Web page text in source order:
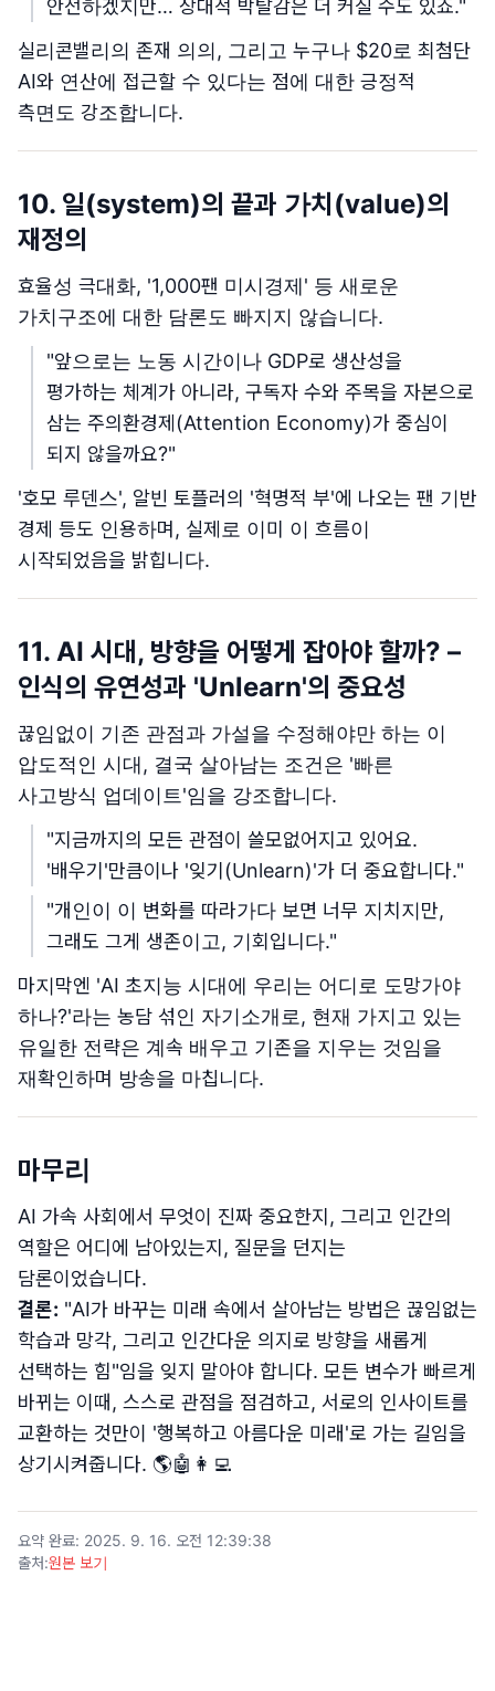
안전하겠지만… 상대적 박탈감은 더 커질 수도 있죠."
실리콘밸리의 존재 의의, 그리고 누구나 $20로 최첨단
AI와 연산에 접근할 수 있다는 점에 대한 긍정적
측면도 강조합니다.
10. 일(system)의 끝과 가치(value)의
재정의
효율성 극대화, '1,000팬 미시경제' 등 새로운
가치구조에 대한 담론도 빠지지 않습니다.
"앞으로는 노동 시간이나 GDP로 생산성을
평가하는 체계가 아니라, 구독자 수와 주목을 자본으로
삼는 주의환경제(Attention Economy)가 중심이
되지 않을까요?"
'호모 루덴스', 알빈 토플러의 '혁명적 부'에 나오는 팬 기반
경제 등도 인용하며, 실제로 이미 이 흐름이
시작되었음을 밝힙니다.
11. AI 시대, 방향을 어떻게 잡아야 할까? –
인식의 유연성과 'Unlearn'의 중요성
끊임없이 기존 관점과 가설을 수정해야만 하는 이
압도적인 시대, 결국 살아남는 조건은 '빠른
사고방식 업데이트'임을 강조합니다.
"지금까지의 모든 관점이 쓸모없어지고 있어요.
'배우기'만큼이나 '잊기(Unlearn)'가 더 중요합니다."
"개인이 이 변화를 따라가다 보면 너무 지치지만,
그래도 그게 생존이고, 기회입니다."
마지막엔 'AI 초지능 시대에 우리는 어디로 도망가야
하나?'라는 농담 섞인 자기소개로, 현재 가지고 있는
유일한 전략은 계속 배우고 기존을 지우는 것임을
재확인하며 방송을 마칩니다.
마무리
AI 가속 사회에서 무엇이 진짜 중요한지, 그리고 인간의
역할은 어디에 남아있는지, 질문을 던지는
담론이었습니다.
결론: "AI가 바꾸는 미래 속에서 살아남는 방법은 끊임없는
학습과 망각, 그리고 인간다운 의지로 방향을 새롭게
선택하는 힘"임을 잊지 말아야 합니다. 모든 변수가 빠르게
바뀌는 이때, 스스로 관점을 점검하고, 서로의 인사이트를
교환하는 것만이 '행복하고 아름다운 미래'로 가는 길임을
상기시켜줍니다. 🌎🤖👩‍💻
요약 완료: 2025. 9. 16. 오전 12:39:38
출처:원본 보기